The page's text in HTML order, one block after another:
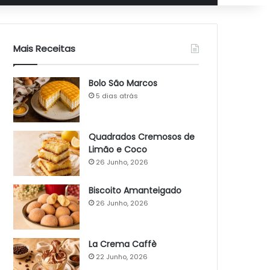
Mais Receitas
Bolo São Marcos
5 dias atrás
Quadrados Cremosos de
Limão e Coco
26 Junho, 2026
Biscoito Amanteigado
26 Junho, 2026
La Crema Caffè
22 Junho, 2026